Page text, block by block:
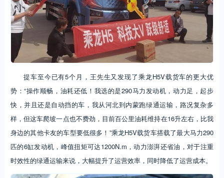
提车至今已有5个月，王先生又发现了乘龙H5V载货车的更大优
势：“操作顺畅，油耗还低！我选的是290马力发动机，动力足，起步
快，并且还是自动挡的车，我从河北到内蒙跑绿通运输，路况复杂多
样，但这车爬坡一点也不费劲，目前百公里油耗维持在16升左右，比我
身边的其他卡友的车型要低很多！”乘龙H5V载货车搭载了最大马力290
匹的6缸发动机，峰值扭矩可达1200N.m，动力澎湃还省油，对于注重
时效性的绿通运输来说，大幅提升了运营效率，同时降低了运营成本。